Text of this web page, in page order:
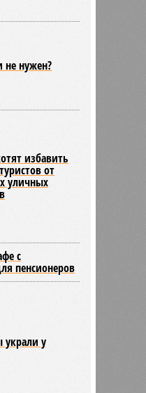
нужен?
избавить
от
уличных
с
пенсионеров
украли у